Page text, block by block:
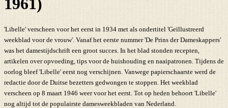
'Libelle' verscheen voor het eerst in 1934 met als ondertitel 'Geïllustreerd
weekblad voor de vrouw'. Vanaf het eerste nummer 'De Prins der Dameskappers'
was het damestijdschrift een groot succes. In het blad stonden recepten,
artikelen over opvoeding, tips voor de huishouding en naaipatronen. Tijdens de
oorlog bleef 'Libelle' eerst nog verschijnen. Vanwege papierschaarste werd de
redactie door de Duitse bezetters gedwongen te stoppen. Het weekblad
verscheen op 8 maart 1946 weer voor het eerst. Tot op heden behoort 'Libelle'
nog altijd tot de populairste damesweekbladen van Nederland.